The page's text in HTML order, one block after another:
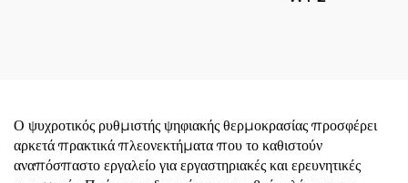
Ο ψυχροτικός ρυθμιστής ψηφιακής θερμοκρασίας προσφέρει
αρκετά πρακτικά πλεονεκτήματα που το καθιστούν
αναπόσπαστο εργαλείο για εργαστηριακές και ερευνητικές